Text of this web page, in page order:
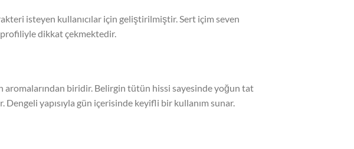
isteyen kullanıcılar için geliştirilmiştir. Sert içim seven
dikkat çekmektedir.
aromalarından biridir. Belirgin tütün hissi sayesinde yoğun tat
yapısıyla gün içerisinde keyifli bir kullanım sunar.